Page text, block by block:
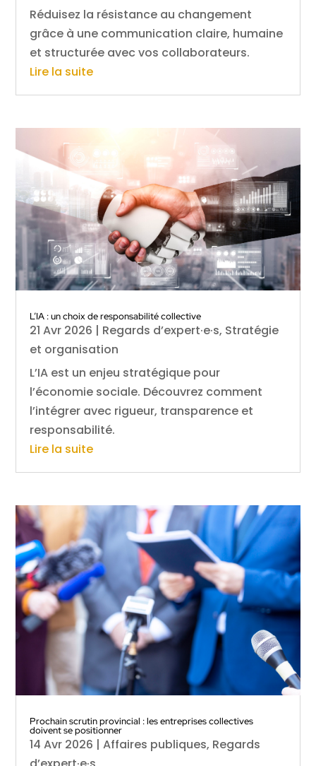
Réduisez la résistance au changement
grâce à une communication claire, humaine
et structurée avec vos collaborateurs.
Lire la suite
L’IA : un choix de responsabilité collective
21 Avr 2026 | Regards d’expert·e·s, Stratégie
et organisation
L’IA est un enjeu stratégique pour
l’économie sociale. Découvrez comment
l’intégrer avec rigueur, transparence et
responsabilité.
Lire la suite
Prochain scrutin provincial : les entreprises collectives
doivent se positionner
14 Avr 2026 |Affaires publiques, Regards